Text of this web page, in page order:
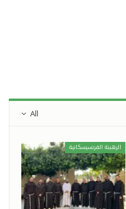
All
الرهبنة الفرنسيسكانية